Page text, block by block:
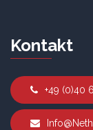
Kontakt
+49 (0)40